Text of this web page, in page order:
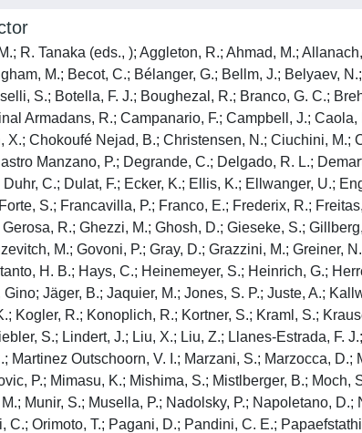
R. Tanaka (eds., ); Aggleton, R.; Ahmad, M.;
M.; Becot, C.; Bélanger, G.; Bellm, J.; Belyaev,
S.; Botella, F. J.; Boughezal, R.; Branco, G. C.;
Armadans, R.; Campanario, F.; Campbell, J.;
Chokoufé Nejad, B.; Christensen, N.; Ciuchini, M.;
Manzano, P.; Degrande, C.; Delgado, R. L.;
C.; Dulat, F.; Ecker, K.; Ellis, K.; Ellwanger, U.;
S.; Francavilla, P.; Franco, E.; Frederix, R.;
R.; Ghezzi, M.; Ghosh, D.; Gieseke, S.;
M.; Govoni, P.; Gray, D.; Grazzini, M.; Greiner,
H. B.; Hays, C.; Heinemeyer, S.; Heinrich, G.;
Jäger, B.; Jaquier, M.; Jones, S. P.; Juste, A.;
Kogler, R.; Konoplich, R.; Kortner, S.; Kraml, S.;
S.; Lindert, J.; Liu, X.; Liu, Z.; Llanes-Estrada, F.
Outschoorn, V. I.; Marzani, S.; Marzocca, D.;
P.; Mimasu, K.; Mishima, S.; Mistlberger, B.; Moch,
Munir, S.; Musella, P.; Nadolsky, P.; Napoletano, D.;
Orimoto, T.; Pagani, D.; Pandini, C. E.;